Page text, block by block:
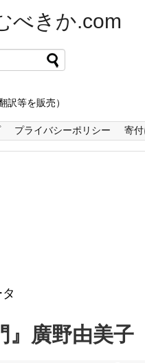
べきか.com
訳等を販売）
プライバシーポリシー 寄
』廣野由美子